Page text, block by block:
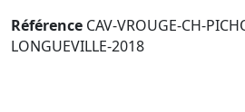
Référence CAV-VROUGE-CH-
LONGUEVILLE-2018